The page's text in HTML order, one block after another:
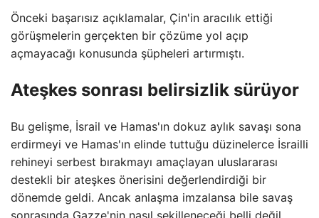
Önceki başarısız açıklamalar, Çin'in aracılık ettiği
görüşmelerin gerçekten bir çözüme yol açıp
açmayacağı konusunda şüpheleri artırmıştı.
Ateşkes sonrası belirsizlik sürüyor
Bu gelişme, İsrail ve Hamas'ın dokuz aylık savaşı sona
erdirmeyi ve Hamas'ın elinde tuttuğu düzinelerce İsrailli
rehineyi serbest bırakmayı amaçlayan uluslararası
destekli bir ateşkes önerisini değerlendirdiği bir
dönemde geldi. Ancak anlaşma imzalansa bile savaş
sonrasında Gazze'nin nasıl şekilleneceği belli değil.